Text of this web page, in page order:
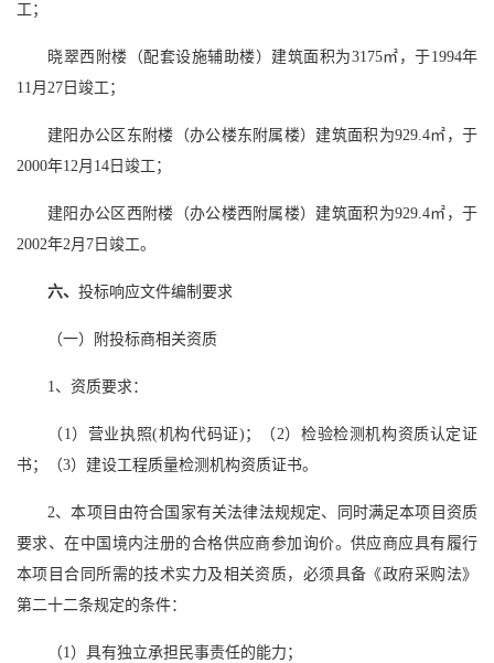
工；
晓翠西附楼（配套设施辅助楼）建筑面积为3175㎡，于1994年
11月27日竣工；
建阳办公区东附楼（办公楼东附属楼）建筑面积为929.4㎡，于
2000年12月14日竣工；
建阳办公区西附楼（办公楼西附属楼）建筑面积为929.4㎡，于
2002年2月7日竣工。
六、 投标响应文件编制要求
（一）附投标商相关资质
1、资质要求：
（1）营业执照(机构代码证)；（2）检验检测机构资质认定证
书；（3）建设工程质量检测机构资质证书。
2、本项目由符合国家有关法律法规规定、同时满足本项目资质
要求、在中国境内注册的合格供应商参加询价。供应商应具有履行
本项目合同所需的技术实力及相关资质，必须具备《政府采购法》
第二十二条规定的条件：
（1）具有独立承担民事责任的能力；